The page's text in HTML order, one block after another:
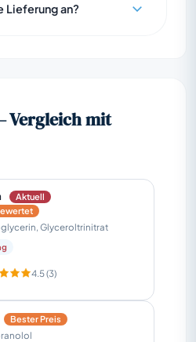
Lieferung an?
Vergleich mit
Aktuell
Glyceroltrinitrat
4.5 (3)
Bester Preis